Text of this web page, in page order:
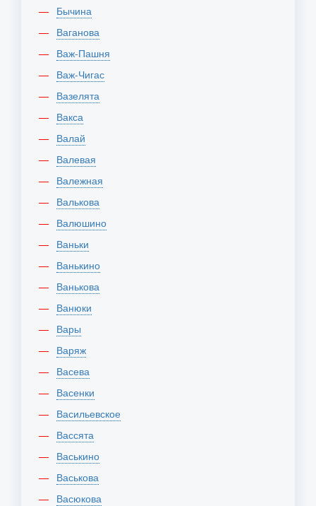
Бычина
Ваганова
Важ-Пашня
Важ-Чигас
Вазелята
Вакса
Валай
Валевая
Валежная
Валькова
Валюшино
Ваньки
Ванькино
Ванькова
Ванюки
Вары
Варяж
Васева
Васенки
Васильевское
Вассята
Васькино
Васькова
Васюкова